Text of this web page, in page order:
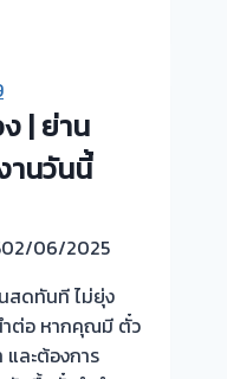
| ย่าน
านวันนี้
02/06/2025
นสดทันที ไม่ยุ่ง
ำต่อ หากคุณมี ตั๋ว
และต้องการ